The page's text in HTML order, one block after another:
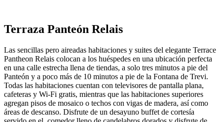
Terraza Panteón Relais
Las sencillas pero aireadas habitaciones y suites del elegante Terrace
Pantheon Relais colocan a los huéspedes en una ubicación perfecta
en una calle estrecha llena de tiendas, a solo tres minutos a pie del
Panteón y a poco más de 10 minutos a pie de la Fontana de Trevi.
Todas las habitaciones cuentan con televisores de pantalla plana,
cafeteras y Wi-Fi gratis, mientras que las habitaciones superiores
agregan pisos de mosaico o techos con vigas de madera, así como
áreas de descanso. Disfrute de un desayuno buffet de cortesía